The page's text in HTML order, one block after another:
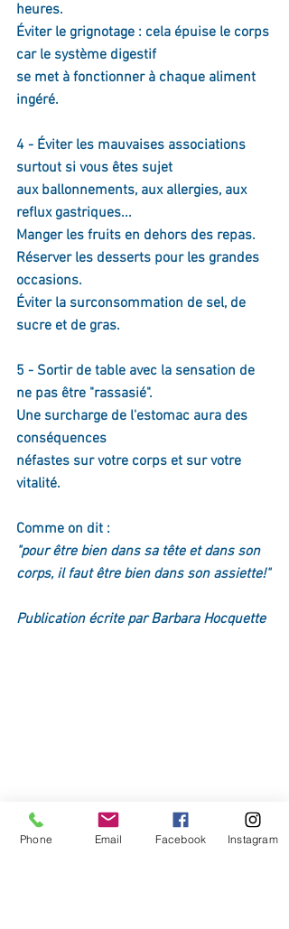
heures.
Éviter le grignotage : cela épuise le corps
car le système digestif
se met à fonctionner à chaque aliment
ingéré.
4 - Éviter les mauvaises associations
surtout si vous êtes sujet
aux ballonnements, aux allergies, aux
reflux gastriques...
Manger les fruits en dehors des repas.
Réserver les desserts pour les grandes
occasions.
Éviter la surconsommation de sel, de
sucre et de gras.
5 - Sortir de table avec la sensation de
ne pas être "rassasié".
Une surcharge de l'estomac aura des
conséquences
néfastes sur votre corps et sur votre
vitalité.
Comme on dit :
"pour être bien dans sa tête et dans son
corps, il faut être bien dans son assiette!"
Publication écrite par Barbara Hocquette
Phone Email Facebook Instagram